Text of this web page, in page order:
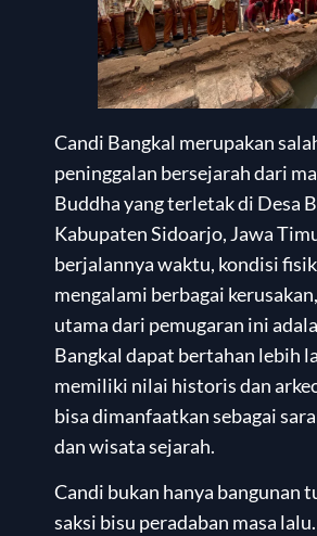
Candi Bangkal merupakan
peninggalan bersejarah dari
Buddha yang terletak di Desa
Kabupaten Sidoarjo, Jawa
berjalannya waktu, kondisi
mengalami berbagai
utama dari pemugaran ini
Bangkal dapat bertahan lebih
memiliki nilai historis dan
bisa dimanfaatkan sebagai
dan wisata sejarah.
Candi bukan hanya bangunan
saksi bisu peradaban masa